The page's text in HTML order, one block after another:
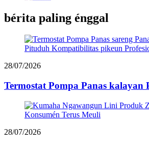
bérita paling énggal
28/07/2026
Termostat Pompa Panas kalayan
28/07/2026